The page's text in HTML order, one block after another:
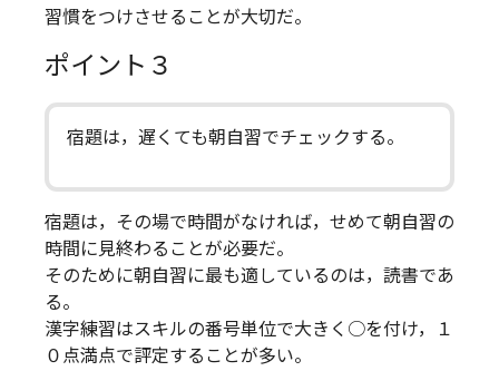
習慣をつけさせることが大切だ。
ポイント３
宿題は，遅くても朝自習でチェックする。
宿題は，その場で時間がなければ，せめて朝自習の
時間に見終わることが必要だ。
そのために朝自習に最も適しているのは，読書であ
る。
漢字練習はスキルの番号単位で大きく○を付け，１
０点満点で評定することが多い。